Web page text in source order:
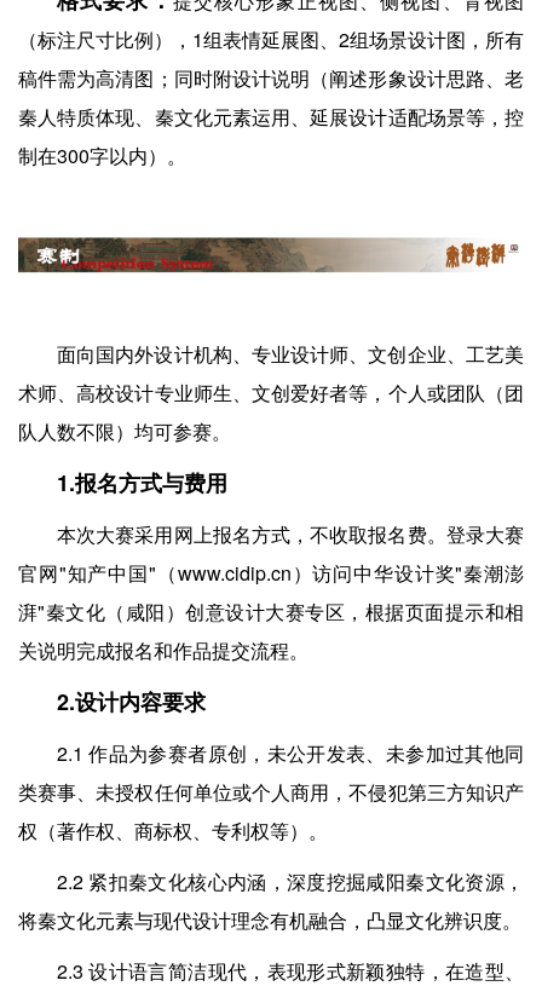
（标注尺寸比例），1组表情延展图、2组场景设计图，所有
稿件需为高清图；同时附设计说明（阐述形象设计思路、老
秦人特质体现、秦文化元素运用、延展设计适配场景等，控
制在300字以内）。
面向国内外设计机构、专业设计师、文创企业、工艺美
术师、高校设计专业师生、文创爱好者等，个人或团队（团
队人数不限）均可参赛。
1.报名方式与费用
本次大赛采用网上报名方式，不收取报名费。登录大赛
官网"知产中国"（www.cidip.cn）访问中华设计奖"秦潮澎
湃"秦文化（咸阳）创意设计大赛专区，根据页面提示和相
关说明完成报名和作品提交流程。
2.设计内容要求
2.1 作品为参赛者原创，未公开发表、未参加过其他同
类赛事、未授权任何单位或个人商用，不侵犯第三方知识产
权（著作权、商标权、专利权等）。
2.2 紧扣秦文化核心内涵，深度挖掘咸阳秦文化资源，
将秦文化元素与现代设计理念有机融合，凸显文化辨识度。
2.3 设计语言简洁现代，表现形式新颖独特，在造型、